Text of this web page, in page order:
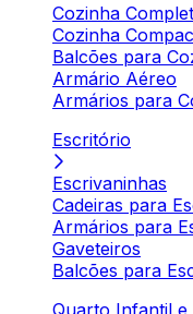
Cozinha
Cozinha
Balcões para
Armário Aéreo
Armários para
Escritório
Escrivaninhas
Cadeiras para
Armários para
Gaveteiros
Balcões para
Quarto Infantil e